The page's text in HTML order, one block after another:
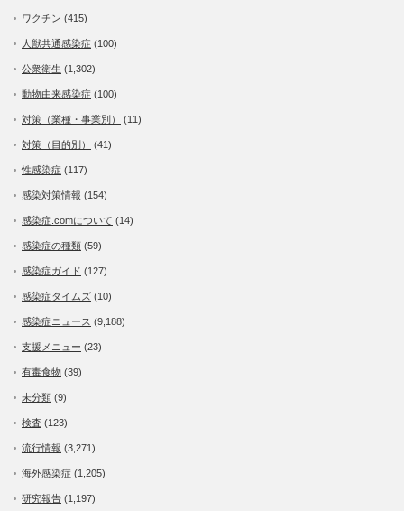
ワクチン (415)
人獣共通感染症 (100)
公衆衛生 (1,302)
動物由来感染症 (100)
対策（業種・事業別） (11)
対策（目的別） (41)
性感染症 (117)
感染対策情報 (154)
感染症.comについて (14)
感染症の種類 (59)
感染症ガイド (127)
感染症タイムズ (10)
感染症ニュース (9,188)
支援メニュー (23)
有毒食物 (39)
未分類 (9)
検査 (123)
流行情報 (3,271)
海外感染症 (1,205)
研究報告 (1,197)